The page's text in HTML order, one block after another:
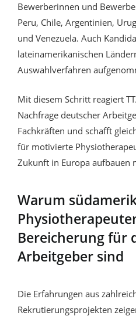
Bewerberinnen und
Peru, Chile, Argentinien,
und Venezuela. Auch
lateinamerikanischen
Auswahlverfahren
Mit diesem Schritt reagiert
Nachfrage deutscher
Fachkräften und schafft
für motivierte
Zukunft in Europa aufbauen
Warum
Bereicherung für
Arbeitgeber sind
Die Erfahrungen aus
Rekrutierungsprojekten